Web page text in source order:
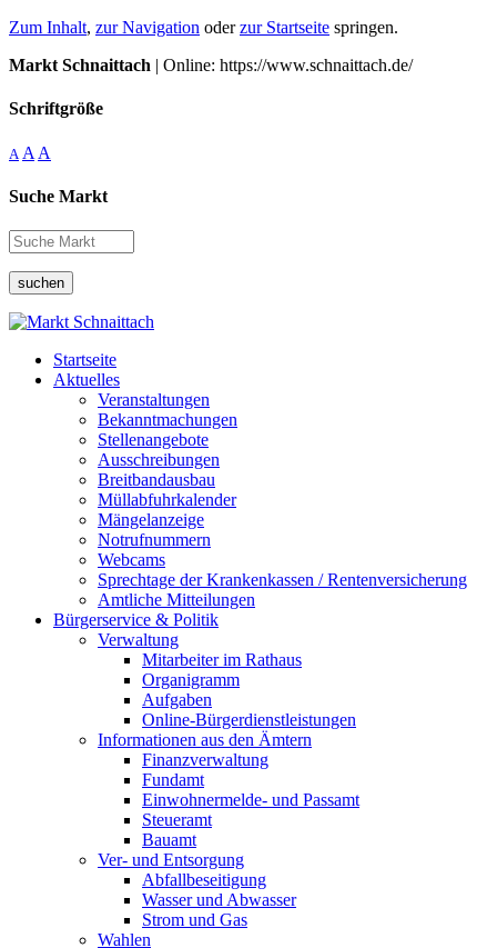
Zum Inhalt, zur Navigation oderzur Startseite springen.
Markt Schnaittach | Online: https://www.schnaittach.de/
Schriftgröße
A A A
Suche Markt
suchen
Startseite
Aktuelles
Veranstaltungen
Bekanntmachungen
Stellenangebote
Ausschreibungen
Breitbandausbau
Müllabfuhrkalender
Mängelanzeige
Notrufnummern
Webcams
Sprechtage der Krankenkassen / Rentenversicherung
Amtliche Mitteilungen
Bürgerservice & Politik
Verwaltung
Mitarbeiter im Rathaus
Organigramm
Aufgaben
Online-Bürgerdienstleistungen
Informationen aus den Ämtern
Finanzverwaltung
Fundamt
Einwohnermelde- und Passamt
Steueramt
Bauamt
Ver- und Entsorgung
Abfallbeseitigung
Wasser und Abwasser
Strom und Gas
Wahlen